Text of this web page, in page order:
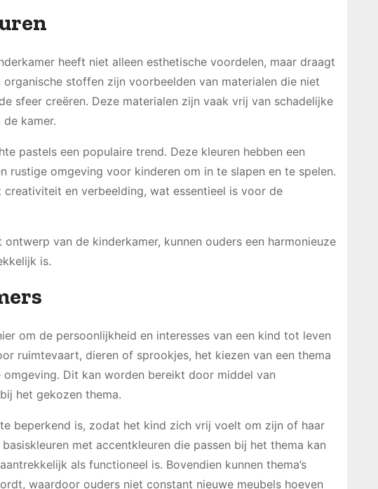
heeft niet alleen esthetische voordelen, maar draagt
stoffen zijn voorbeelden van materialen die niet
sfeer creëren. Deze materialen zijn vaak vrij van schadelijke
kamer.
pastels een populaire trend. Deze kleuren hebben een
rustige omgeving voor kinderen om in te slapen en te spelen.
en verbeelding, wat essentieel is voor de
van de kinderkamer, kunnen ouders een harmonieuze
is.
om de persoonlijkheid en interesses van een kind tot leven
ruimtevaart, dieren of sprookjes, het kiezen van een thema
Dit kan worden bereikt door middel van
het gekozen thema.
beperkend is, zodat het kind zich vrij voelt om zijn of haar
met accentkleuren die passen bij het thema kan
als functioneel is. Bovendien kunnen thema’s
waardoor ouders niet constant nieuwe meubels hoeven